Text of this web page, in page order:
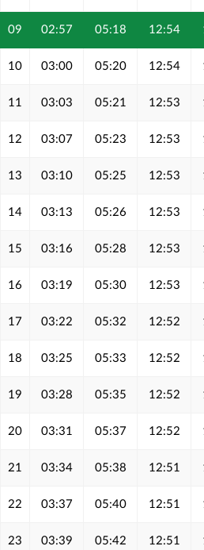
09 02:57 05:18 12:54
10 03:00 05:20 12:54
11 03:03 05:21 12:53
12 03:07 05:23 12:53
13 03:10 05:25 12:53
14 03:13 05:26 12:53
15 03:16 05:28 12:53
16 03:19 05:30 12:53
17 03:22 05:32 12:52
18 03:25 05:33 12:52
19 03:28 05:35 12:52
20 03:31 05:37 12:52
21 03:34 05:38 12:51
22 03:37 05:40 12:51
23 03:39 05:42 12:51